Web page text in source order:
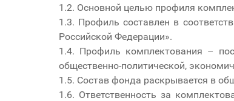
1.2. Основной целью профиля
1.3. Профиль составлен в
Российской Федерации».
1.4. Профиль комплектования –
общественно-политической,
1.5. Состав фонда раскрывается в
1.6. Ответственность за